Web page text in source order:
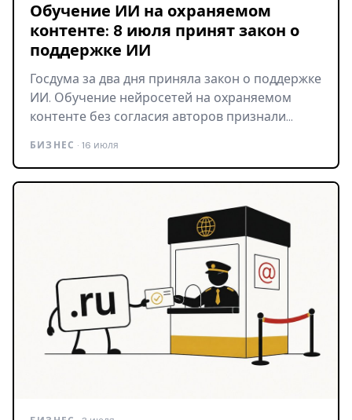
Обучение ИИ на охраняемом
контенте: 8 июля принят закон о
поддержке ИИ
Госдума за два дня приняла закон о поддержке
ИИ. Обучение нейросетей на охраняемом
контенте без согласия авторов признали…
БИЗНЕС · 16 июля